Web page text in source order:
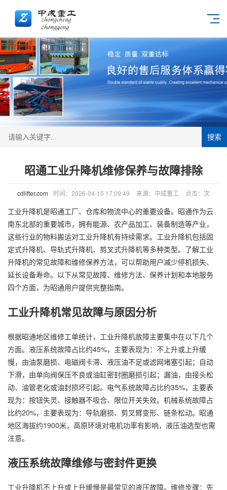
搜索
昭通工业升降机维修保养与故障排除
cdlifter.com 时间：2026-04-15 17:09:49 来源：中成重工 点击： 次
工业升降机是昭通工厂、仓库和物流中心的重要设备。昭通作为云
南东北部的重要城市，拥有能源、农产品加工、装备制造等产业，
这些行业的物料搬运对工业升降机有持续需求。工业升降机包括固
定式升降机、导轨式升降机、剪叉式升降机等多种类型。了解工业
升降机的常见故障和维修保养方法，可以帮助用户减少停机损失、
延长设备寿命。以下从常见故障、维修方法、保养计划和本地服务
四个方面，为昭通用户提供完整指南。
工业升降机常见故障与原因分析
根据昭通地区维修工单统计，工业升降机故障主要集中在以下几个
方面。液压系统故障占比约45%，主要表现为：不上升或上升缓
慢，由油泵磨损、电磁阀卡滞、液压油不足或滤网堵塞引起；自动
下滑，由单向阀保压不良或油缸密封圈磨损引起；漏油，由接头松
动、油管老化或油封损坏引起。电气系统故障占比约35%，主要表
现为：按钮失灵、接触器不吸合、限位开关失效。机械系统故障占
比约20%，主要表现为：导轨磨损、剪叉臂变形、链条松动。昭通
地区海拔约1900米，高原环境对电机功率有影响，液压油选型也需
注意。
液压系统故障维修与密封件更换
工业升降机不上升或上升缓慢是最常见的液压故障。维修步骤：先